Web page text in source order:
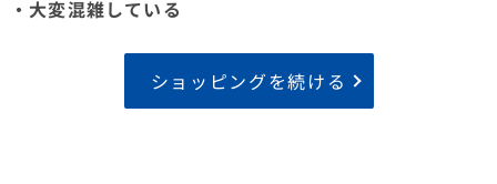
・大変混雑している
ショッピングを続ける